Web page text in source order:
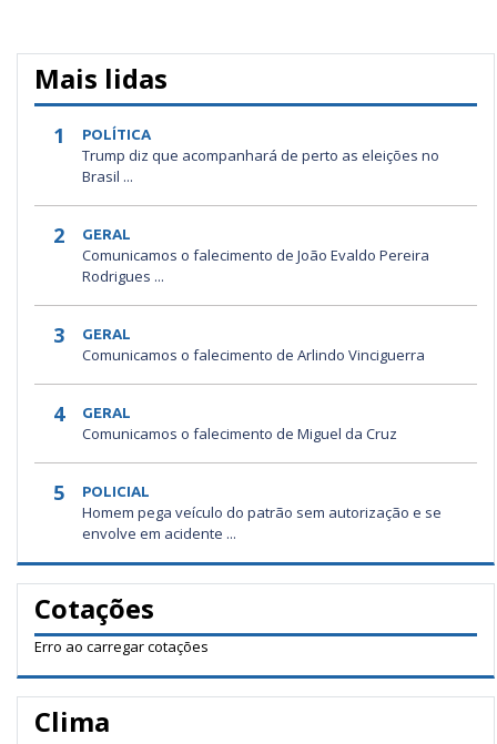
Mais lidas
1 POLÍTICA
Trump diz que acompanhará de perto as eleições no
Brasil ...
2 GERAL
Comunicamos o falecimento de João Evaldo Pereira
Rodrigues ...
3 GERAL
Comunicamos o falecimento de Arlindo Vinciguerra
4 GERAL
Comunicamos o falecimento de Miguel da Cruz
5 POLICIAL
Homem pega veículo do patrão sem autorização e se
envolve em acidente ...
Cotações
Erro ao carregar cotações
Clima